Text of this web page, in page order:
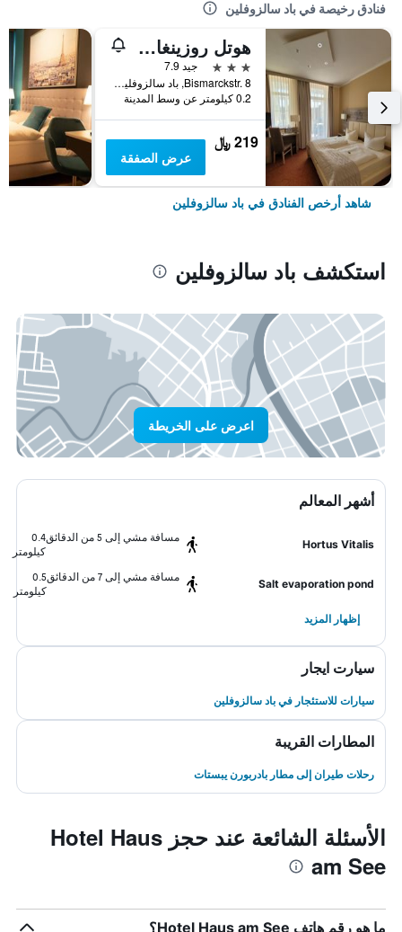
فنادق رخيصة في باد سالزوفلين
هوتل روزينغارتن
3 نجوم
جيد 7.9
Bismarckstr. 8, باد سالزوفلين, ولاية شمال الراين وستفاليا, ألمانيا
0.2 كيلومتر عن وسط المدينة
219 ﷼
عرض الصفقة
شاهد أرخص الفنادق في باد سالزوفلين
استكشف باد سالزوفلين
اعرض على الخريطة
أشهر المعالم
Hortus Vitalis
مسافة مشي إلى 5 من الدقائق
0.4
كيلومتر
Salt evaporation pond
مسافة مشي إلى 7 من الدقائق
0.5
كيلومتر
إظهار المزيد
سيارت ايجار
سيارات للاستئجار في باد سالزوفلين
المطارات القريبة
رحلات طيران إلى مطار بادربورن يبستات
الأسئلة الشائعة عند حجز Hotel Haus
am See
ما هو رقم هاتف Hotel Haus am See؟